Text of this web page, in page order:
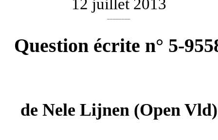
12 juillet 2013
Question écrite n° 5-
de Nele Lijnen(Open Vld)